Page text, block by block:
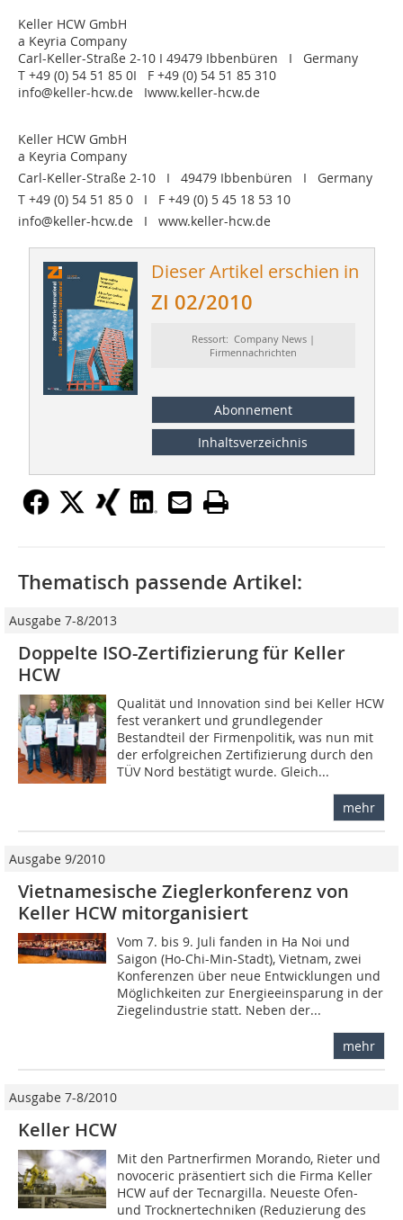
Keller HCW GmbH
a Keyria Company
Carl-Keller-Straße 2-10 I 49479 Ibbenbüren I Germany
T +49 (0) 54 51 85 0I F +49 (0) 54 51 85 310
info@keller-hcw.de Iwww.keller-hcw.de
Keller HCW GmbH
a Keyria Company
Carl-Keller-Straße 2-10 I 49479 Ibbenbüren I Germany
T +49 (0) 54 51 85 0 I F +49 (0) 5 45 18 53 10
info@keller-hcw.de I www.keller-hcw.de
Dieser Artikel erschien in
ZI 02/2010
Ressort: Company News |
Firmennachrichten
Abonnement
Inhaltsverzeichnis
Thematisch passende Artikel:
Ausgabe 7-8/2013
Doppelte ISO-Zertifizierung für Keller
HCW
Qualität und Innovation sind bei Keller HCW
fest verankert und grundlegender
Bestandteil der Firmenpolitik, was nun mit
der erfolgreichen Zertifizierung durch den
TÜV Nord bestätigt wurde. Gleich...
mehr
Ausgabe 9/2010
Vietnamesische Zieglerkonferenz von
Keller HCW mitorganisiert
Vom 7. bis 9. Juli fanden in Ha Noi und
Saigon (Ho-Chi-Min-Stadt), Vietnam, zwei
Konferenzen über neue Entwicklungen und
Möglichkeiten zur Energieeinsparung in der
Ziegelindustrie statt. Neben der...
mehr
Ausgabe 7-8/2010
Keller HCW
Mit den Partnerfirmen Morando, Rieter und
novoceric präsentiert sich die Firma Keller
HCW auf der Tecnargilla. Neueste Ofen-
und Trocknertechniken (Re­du­zierung des